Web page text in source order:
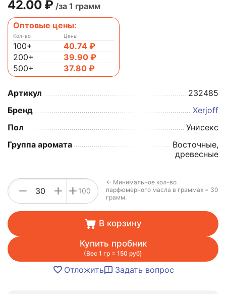
42.00 ₽ /за 1 грамм
Оптовые цены:
Кол-во
100+
200+
500+
Цены
40.74 ₽
39.90 ₽
37.80 ₽
Артикул
232485
Бренд
Xerjoff
Пол
Унисекс
Группа аромата
Восточные,
древесные
+ 100
+
−
← Минимальное кол-во
парфюмерного масла в граммах = 30
грамм.
В корзину
Купить пробник
(Вес 1 гр = 150 руб)
Отложить Задать вопрос